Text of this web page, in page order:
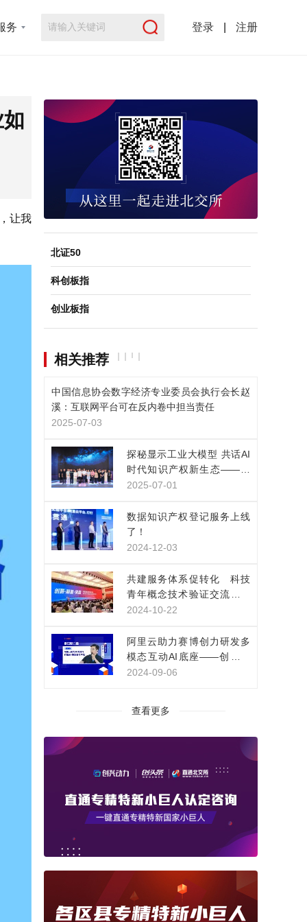
务 登录 注册
让我
北证50
科创板指
创业板指
相关推荐
中国信息协会数字经济专业委员会执行会长赵
溪：互联网平台可在反内卷中担当责任
2025-07-03
探秘显示工业大模型 共话AI
时代知识产权新生态——凯
派尔走进京东方技术创新中
2025-07-01
数据知识产权登记服务上线
了！
2024-12-03
共建服务体系促转化 科技
青年概念技术验证交流展示
活动在上海举行
2024-10-22
阿里云助力赛博创力研发多
模态互动AI底座——创新影
视IP互动体验
2024-09-06
查看更多